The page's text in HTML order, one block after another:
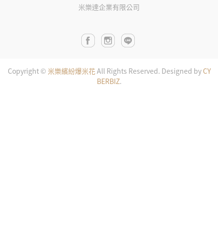
米樂達企業有限公司
Copyright © 米樂繽紛爆米花All Rights Reserved. Designed byCY
BERBIZ.